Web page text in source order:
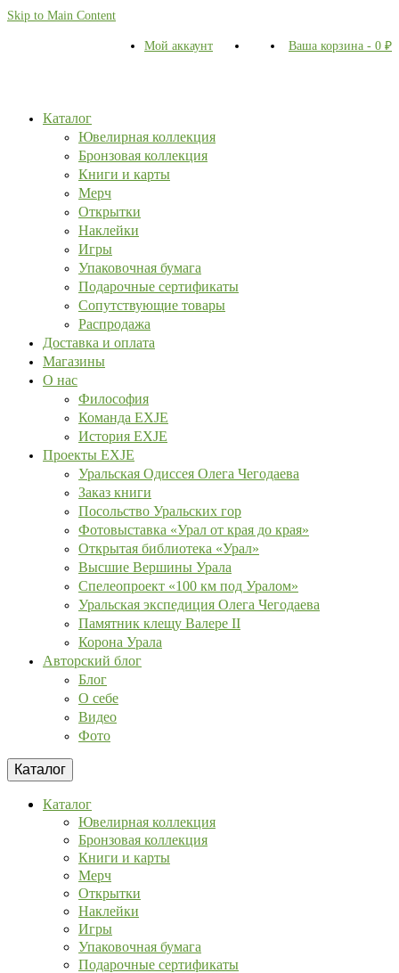
Skip to Main Content
Мой аккаунт Ваша корзина - 0 ₽
Каталог
Ювелирная коллекция
Бронзовая коллекция
Книги и карты
Мерч
Открытки
Наклейки
Игры
Упаковочная бумага
Подарочные сертификаты
Сопутствующие товары
Распродажа
Доставка и оплата
Магазины
О нас
Философия
Команда EXJE
История EXJE
Проекты EXJE
Уральская Одиссея Олега Чегодаева
Заказ книги
Посольство Уральских гор
Фотовыставка «Урал от края до края»
Открытая библиотека «Урал»
Высшие Вершины Урала
Спелеопроект «100 км под Уралом»
Уральская экспедиция Олега Чегодаева
Памятник клещу Валере II
Корона Урала
Авторский блог
Блог
О себе
Видео
Фото
Каталог
Каталог
Ювелирная коллекция
Бронзовая коллекция
Книги и карты
Мерч
Открытки
Наклейки
Игры
Упаковочная бумага
Подарочные сертификаты